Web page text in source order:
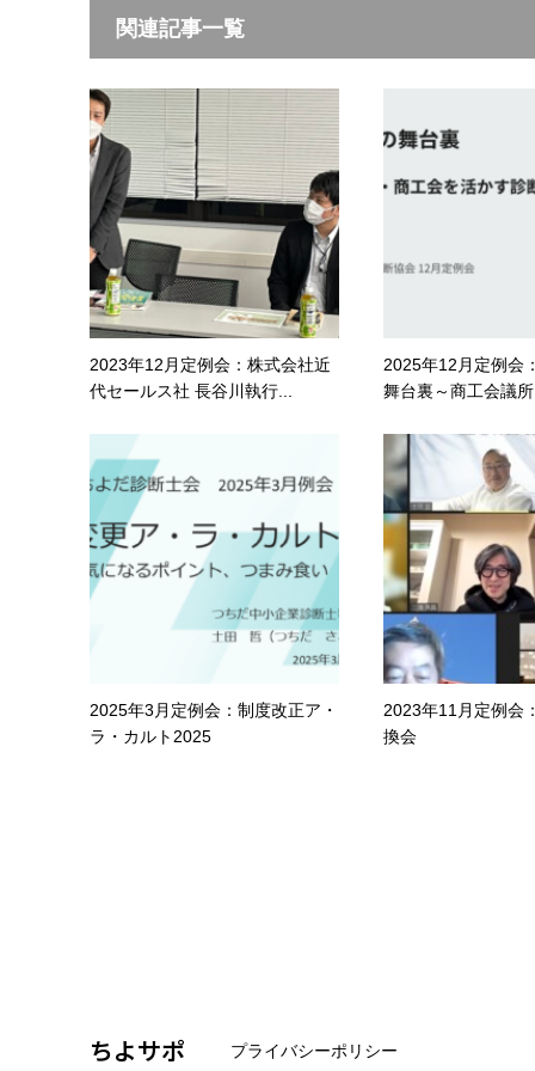
関連記事一覧
2023年12月定例会：株式会社近
代セールス社 長谷川執行...
2025年12月定例会
舞台裏～商工会議
2025年3月定例会：制度改正ア・
ラ・カルト2025
2023年11月定例会
換会
ちよサポ プライバシーポリシー